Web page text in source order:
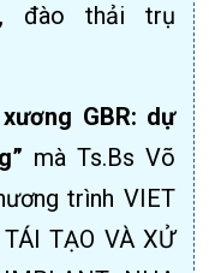
đào thải trụ
GBR: dự
mà Ts.Bs Võ
trình VIET
TẠO VÀ XỬ